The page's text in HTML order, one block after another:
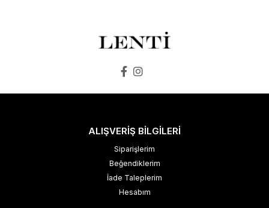
ALIŞVERİŞ BİLGİLERİ
Siparişlerim
Beğendiklerim
İade Taleplerim
Hesabım